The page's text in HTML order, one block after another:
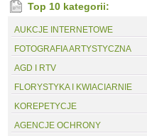
Top 10 kategorii:
AUKCJE INTERNETOWE
FOTOGRAFIA ARTYSTYCZNA
AGD I RTV
FLORYSTYKA I KWIACIARNIE
KOREPETYCJE
AGENCJE OCHRONY